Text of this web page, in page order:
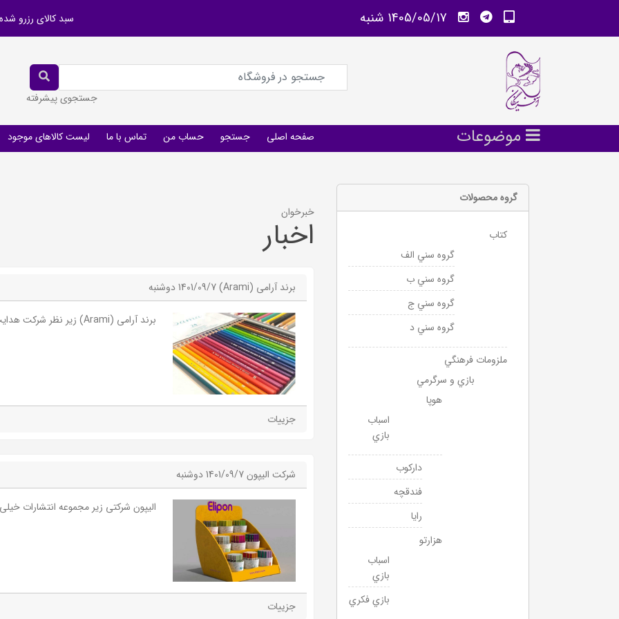
1405/05/17 شنبه سبد کالای رزرو
جستجوی پیشرفته
موضوعات صفحه اصلی جستجو حساب من تماس با ما لیست کالاهای موجود
گروه محصولات
كتاب
گروه سني الف
گروه سني ب
گروه سني ج
گروه سني د
ملزومات فرهنگي
بازي و سرگرمي
هوپا
اسباب
بازي
داركوب
فندقچه
رايا
هزارتو
اسباب
بازي
بازي فكري
خبرخوان
اخبار
برند آرامی (Arami) 1401/09/7 دوشنبه
برند آرامی (Arami) زیر نظر شرکت هدایت و پرورش اندیشه
جزییات
شرکت الیپون1401/09/7 دوشنبه
الیپون شرکتی زیر مجموعه انتشارات
جزییات